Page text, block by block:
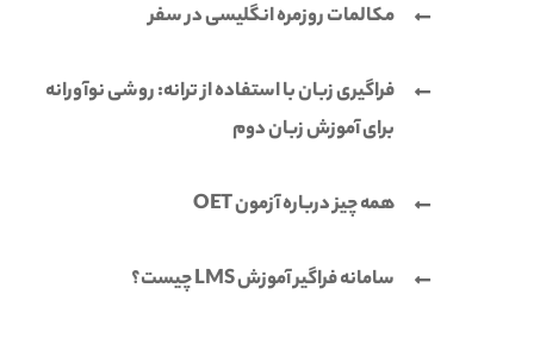
مکالمات روزمره انگلیسی در سفر
فراگیری زبان با استفاده از ترانه: روشی نوآورانه
برای آموزش زبان دوم
همه چیز درباره آزمون OET
سامانه فراگیر آموزش LMS چیست؟